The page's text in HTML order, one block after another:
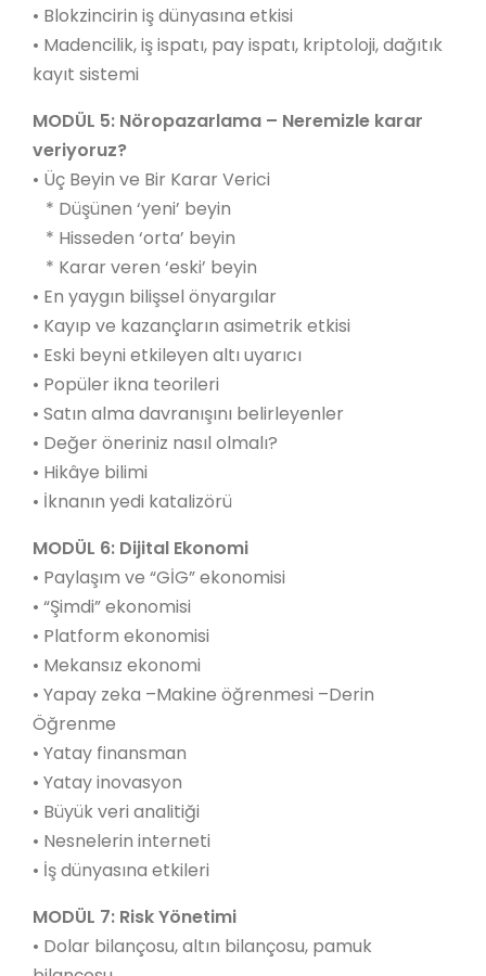
• Blokzincirin iş dünyasına etkisi
• Madencilik, iş ispatı, pay ispatı, kriptoloji, dağıtık
kayıt sistemi
MODÜL 5: Nöropazarlama – Neremizle karar
veriyoruz?
• Üç Beyin ve Bir Karar Verici
* Düşünen ‘yeni’ beyin
* Hisseden ‘orta’ beyin
* Karar veren ‘eski’ beyin
• En yaygın bilişsel önyargılar
• Kayıp ve kazançların asimetrik etkisi
• Eski beyni etkileyen altı uyarıcı
• Popüler ikna teorileri
• Satın alma davranışını belirleyenler
• Değer öneriniz nasıl olmalı?
• Hikâye bilimi
• İknanın yedi katalizörü
MODÜL 6: Dijital Ekonomi
• Paylaşım ve “GİG” ekonomisi
• “Şimdi” ekonomisi
• Platform ekonomisi
• Mekansız ekonomi
• Yapay zeka –Makine öğrenmesi –Derin
Öğrenme
• Yatay finansman
• Yatay inovasyon
• Büyük veri analitiği
• Nesnelerin interneti
• İş dünyasına etkileri
MODÜL 7: Risk Yönetimi
• Dolar bilançosu, altın bilançosu, pamuk